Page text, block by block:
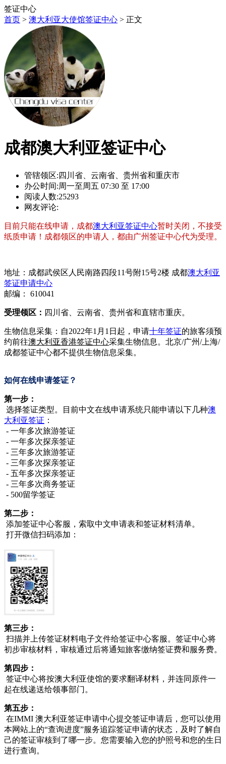
签证中心
首页 > 澳大利亚大使馆签证中心 > 正文
成都澳大利亚签证中心
管辖领区: 四川省、云南省、贵州省和重庆市
办公时间:周一至周五 07:30 至 17:00
阅读人数:25293
网友评论:
目前只能在线申请，成都澳大利亚签证中心暂时关闭，不接受
纸质申请！成都领区的申请人，都由广州签证中心代为受理。
地址：成都武侯区人民南路四段11号附15号2楼 成都澳大利亚
签证申请中心
邮编： 610041
受理领区： 四川省、云南省、贵州省和直辖市重庆。
生物信息采集：自2022年1月1日起，申请十年签证的旅客须预
约前往澳大利亚香港签证中心采集生物信息。北京/广州/上海/
成都签证中心都不提供生物信息采集。
如何在线申请签证？
第一步：
选择签证类型。目前中文在线申请系统只能申请以下几种澳
大利亚签证 ：
- 一年多次旅游签证
- 一年多次探亲签证
- 三年多次旅游签证
- 三年多次探亲签证
- 五年多次探亲签证
- 三年多次商务签证
- 500留学签证
第二步：
添加签证中心客服，索取中文申请表和签证材料清单。
打开微信扫码添加：
第三步：
扫描并上传签证材料电子文件给签证中心客服。签证中心将
初步审核材料，审核通过后将通知旅客缴纳签证费和服务费。
第四步：
签证中心将按澳大利亚使馆的要求翻译材料，并连同原件一
起在线递送给领事部门。
第五步：
在IMMI 澳大利亚签证申请中心提交签证申请后，您可以使用
本网站上的“查询进度”服务追踪签证申请的状态，及时了解自
己的签证审核到了哪一步。您需要输入您的护照号和您的生日
进行查询。